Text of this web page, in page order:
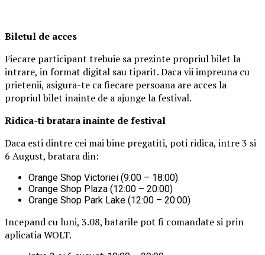
Biletul de acces
Fiecare participant trebuie sa prezinte propriul bilet la
intrare, in format digital sau tiparit. Daca vii impreuna cu
prietenii, asigura-te ca fiecare persoana are acces la
propriul bilet inainte de a ajunge la festival.
Ridica-ti bratarainainte de festival
Daca esti dintre cei mai bine pregatiti, poti ridica, intre 3 si
6 August, bratara din:
Orange Shop Victoriei (9:00 – 18:00)
Orange Shop Plaza (12:00 – 20:00)
Orange Shop Park Lake (12:00 – 20:00)
Incepand cu luni, 3.08, batarile pot fi comandate si prin
aplicatia WOLT.